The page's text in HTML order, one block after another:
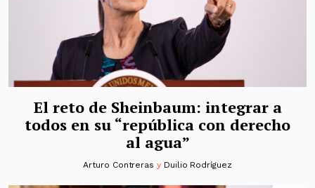
El reto de Sheinbaum: integrar a
todos en su “república con derecho
al agua”
Arturo Contreras y Duilio Rodríguez